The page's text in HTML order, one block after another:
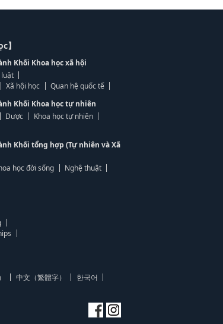
】
Khối Khoa học xã hội
luật
Xã hội học
Quan hệ quốc tế
Khối Khoa học tự nhiên
Dược
Khoa học tự nhiên
Khối tổng hợp (Tự nhiên và Xã
học đời sống
Nghệ thuật
中文（繁體字）
한국어